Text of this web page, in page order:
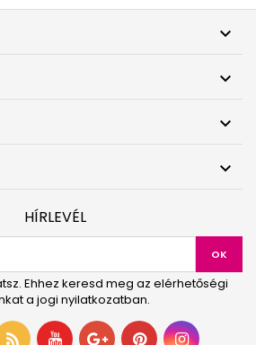




HÍRLEVÉL
Ehhez keresd meg az elérhetőségi
a jogi nyilatkozatban.